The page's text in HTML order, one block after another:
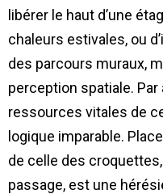
libérer le haut d’une
chaleurs estivales, ou
des parcours muraux,
perception spatiale.
ressources vitales de
logique imparable.
de celle des
passage, est une